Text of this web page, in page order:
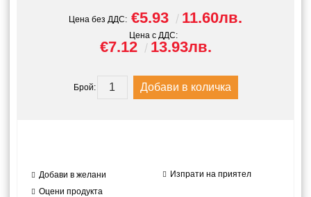
Цена без ДДС: €5.93 11.60лв.
Цена с ДДС:
€7.12 13.93лв.
Брой:
Добави в желани
Изпрати на приятел
Оцени продукта